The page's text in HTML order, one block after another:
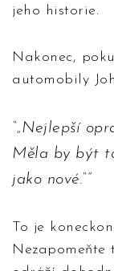
jeho historie.
Nakonec,
automobily
„Nejlepší
Měla by být
jako nové.“
To je